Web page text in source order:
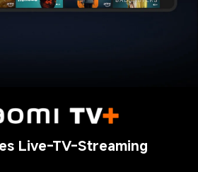
Live-TV-Streaming